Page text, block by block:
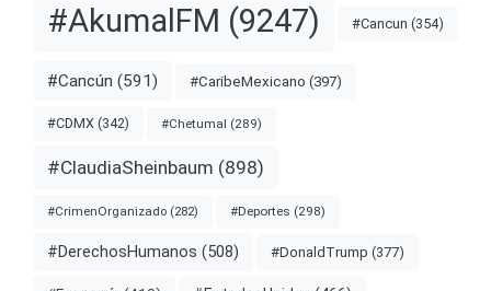
#AkumalFM (9247) #Cancun (354)
#Cancún (591) #CaribeMexicano (397)
#CDMX (342) #Chetumal (289)
#ClaudiaSheinbaum (898)
#CrimenOrganizado (282) #Deportes (298)
#DerechosHumanos (508) #DonaldTrump (377)